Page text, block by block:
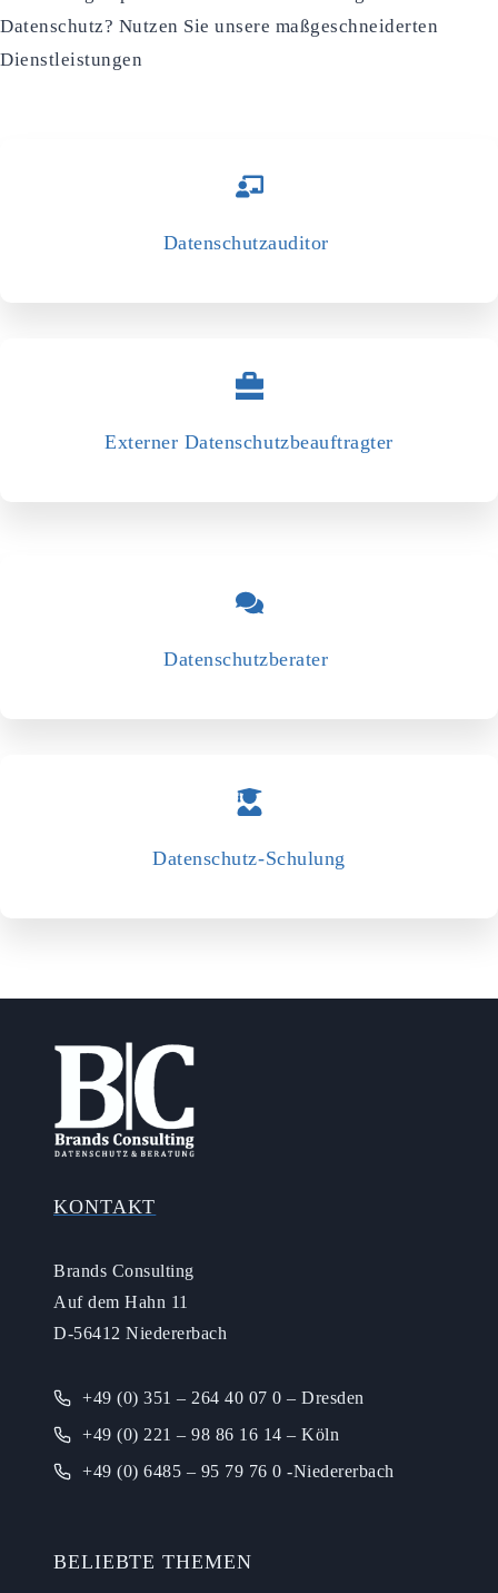
Datenschutz? Nutzen Sie unsere maßgeschneiderten
Dienstleistungen
Datenschutzauditor
Externer Datenschutzbeauftragter
Datenschutzberater
Datenschutz-­Schulung
KONTAKT
Brands Consulting
Auf dem Hahn 11
D-56412 Niedererbach
+49 (0) 351 – 264 40 07 0 – Dresden
+49 (0) 221 – 98 86 16 14 – Köln
+49 (0) 6485 – 95 79 76 0 -Niedererbach
BELIEBTE THEMEN